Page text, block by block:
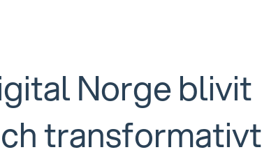
Norge blivit
transformativt